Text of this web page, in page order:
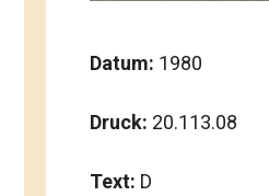
Datum: 1980
Druck: 20.113.08
Text: D